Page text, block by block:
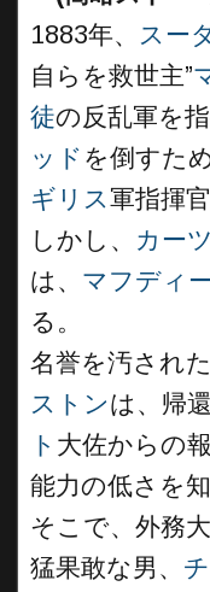
1883年、
スー
自らを救世主”
徒の反乱軍を
ッド を倒すた
ギリス軍指揮
しかし、 カー
は、 マフディ
る。
名誉を汚された
ストンは、帰
ト 大佐からの
能力の低さを
そこで、外務
猛果敢な男、